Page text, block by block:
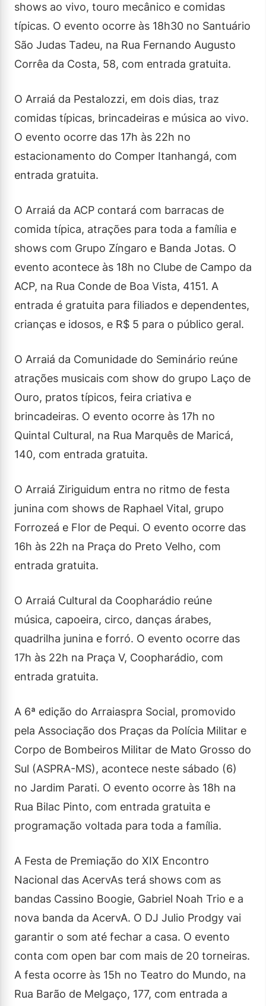
shows ao vivo, touro mecânico e comidas
típicas. O evento ocorre às 18h30 no Santuário
São Judas Tadeu, na Rua Fernando Augusto
Corrêa da Costa, 58, com entrada gratuita.
O Arraiá da Pestalozzi, em dois dias, traz
comidas típicas, brincadeiras e música ao vivo.
O evento ocorre das 17h às 22h no
estacionamento do Comper Itanhangá, com
entrada gratuita.
O Arraiá da ACP contará com barracas de
comida típica, atrações para toda a família e
shows com Grupo Zíngaro e Banda Jotas. O
evento acontece às 18h no Clube de Campo da
ACP, na Rua Conde de Boa Vista, 4151. A
entrada é gratuita para filiados e dependentes,
crianças e idosos, e R$ 5 para o público geral.
O Arraiá da Comunidade do Seminário reúne
atrações musicais com show do grupo Laço de
Ouro, pratos típicos, feira criativa e
brincadeiras. O evento ocorre às 17h no
Quintal Cultural, na Rua Marquês de Maricá,
140, com entrada gratuita.
O Arraiá Ziriguidum entra no ritmo de festa
junina com shows de Raphael Vital, grupo
Forrozeá e Flor de Pequi. O evento ocorre das
16h às 22h na Praça do Preto Velho, com
entrada gratuita.
O Arraiá Cultural da Coopharádio reúne
música, capoeira, circo, danças árabes,
quadrilha junina e forró. O evento ocorre das
17h às 22h na Praça V, Coopharádio, com
entrada gratuita.
A 6ª edição do Arraiaspra Social, promovido
pela Associação dos Praças da Polícia Militar e
Corpo de Bombeiros Militar de Mato Grosso do
Sul (ASPRA-MS), acontece neste sábado (6)
no Jardim Parati. O evento ocorre às 18h na
Rua Bilac Pinto, com entrada gratuita e
programação voltada para toda a família.
A Festa de Premiação do XIX Encontro
Nacional das AcervAs terá shows com as
bandas Cassino Boogie, Gabriel Noah Trio e a
nova banda da AcervA. O DJ Julio Prodgy vai
garantir o som até fechar a casa. O evento
conta com open bar com mais de 20 torneiras.
A festa ocorre às 15h no Teatro do Mundo, na
Rua Barão de Melgaço, 177, com entrada a